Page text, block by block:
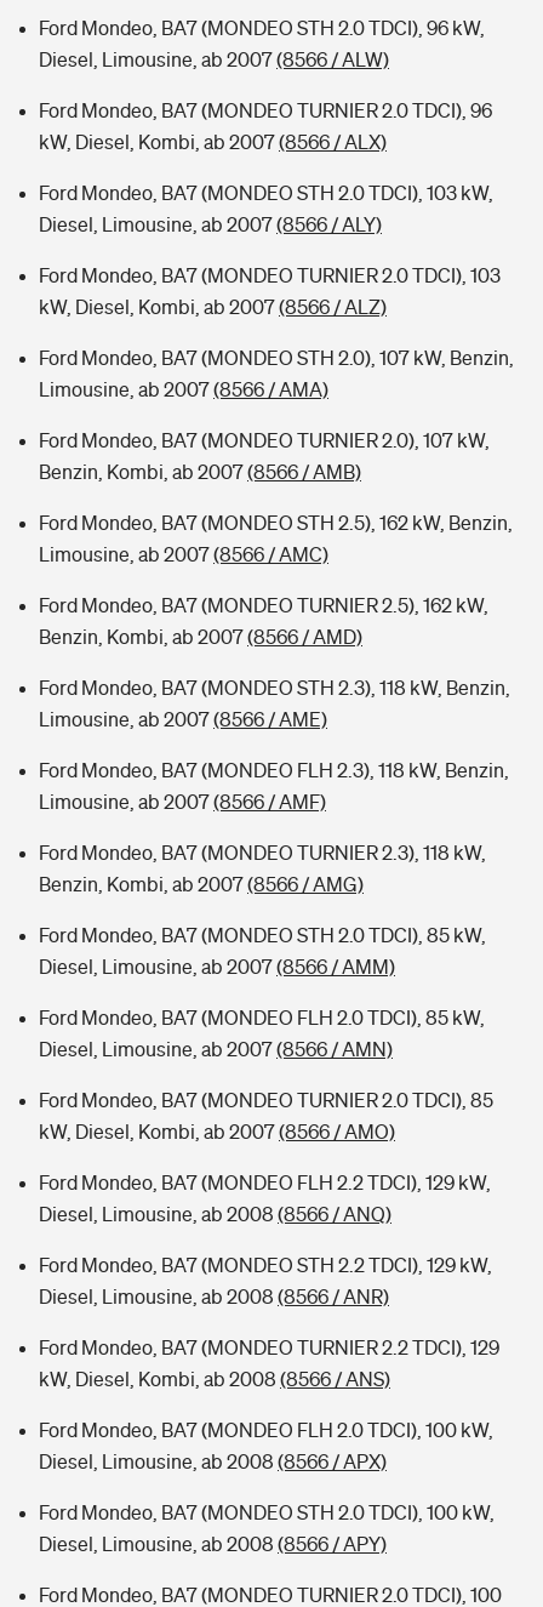
Ford Mondeo, BA7 (MONDEO STH 2.0 TDCI), 96 kW,
Diesel, Limousine, ab 2007(8566 / ALW)
Ford Mondeo, BA7 (MONDEO TURNIER 2.0 TDCI), 96
kW, Diesel, Kombi, ab 2007(8566 / ALX)
Ford Mondeo, BA7 (MONDEO STH 2.0 TDCI), 103 kW,
Diesel, Limousine, ab 2007(8566 / ALY)
Ford Mondeo, BA7 (MONDEO TURNIER 2.0 TDCI), 103
kW, Diesel, Kombi, ab 2007(8566 / ALZ)
Ford Mondeo, BA7 (MONDEO STH 2.0), 107 kW, Benzin,
Limousine, ab 2007(8566 / AMA)
Ford Mondeo, BA7 (MONDEO TURNIER 2.0), 107 kW,
Benzin, Kombi, ab 2007(8566 / AMB)
Ford Mondeo, BA7 (MONDEO STH 2.5), 162 kW, Benzin,
Limousine, ab 2007(8566 / AMC)
Ford Mondeo, BA7 (MONDEO TURNIER 2.5), 162 kW,
Benzin, Kombi, ab 2007(8566 / AMD)
Ford Mondeo, BA7 (MONDEO STH 2.3), 118 kW, Benzin,
Limousine, ab 2007(8566 / AME)
Ford Mondeo, BA7 (MONDEO FLH 2.3), 118 kW, Benzin,
Limousine, ab 2007(8566 / AMF)
Ford Mondeo, BA7 (MONDEO TURNIER 2.3), 118 kW,
Benzin, Kombi, ab 2007(8566 / AMG)
Ford Mondeo, BA7 (MONDEO STH 2.0 TDCI), 85 kW,
Diesel, Limousine, ab 2007(8566 / AMM)
Ford Mondeo, BA7 (MONDEO FLH 2.0 TDCI), 85 kW,
Diesel, Limousine, ab 2007(8566 / AMN)
Ford Mondeo, BA7 (MONDEO TURNIER 2.0 TDCI), 85
kW, Diesel, Kombi, ab 2007(8566 / AMO)
Ford Mondeo, BA7 (MONDEO FLH 2.2 TDCI), 129 kW,
Diesel, Limousine, ab 2008 (8566 / ANQ)
Ford Mondeo, BA7 (MONDEO STH 2.2 TDCI), 129 kW,
Diesel, Limousine, ab 2008 (8566 / ANR)
Ford Mondeo, BA7 (MONDEO TURNIER 2.2 TDCI), 129
kW, Diesel, Kombi, ab 2008 (8566 / ANS)
Ford Mondeo, BA7 (MONDEO FLH 2.0 TDCI), 100 kW,
Diesel, Limousine, ab 2008 (8566 / APX)
Ford Mondeo, BA7 (MONDEO STH 2.0 TDCI), 100 kW,
Diesel, Limousine, ab 2008 (8566 / APY)
Ford Mondeo, BA7 (MONDEO TURNIER 2.0 TDCI), 100